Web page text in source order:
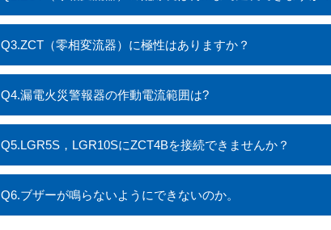
Q3.ZCT（零相変流器）に極性はありますか？
Q4.漏電火災警報器の作動電流範囲は?
Q5.LGR5S，LGR10SにZCT4Bを接続できませんか？
Q6.ブザーが鳴らないようにできないのか。